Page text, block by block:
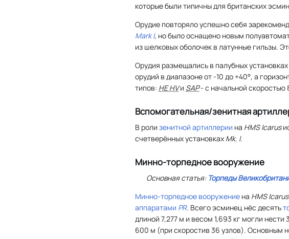
которые были типичны для британских
Орудие повторяло успешно себя
Mark I, но было оснащено новым
из шелковых оболочек в латунные гильзы.
Орудия размещались в палубных установках
орудий в диапазоне от -10 до +40°, а
типов: HE HVи SAP- с начальной скоростью
Вспомогательная/зенитная
В роли зенитной артиллерии на HMS Icarus
счетверённых установках Mk. I.
Минно-торпедное вооружение
Основная статья: Торпеды
Минно-торпедное вооружение на HMS Icarus
аппаратами PR. Всего эсминец нёс десять
длиной 7,277 м и весом 1,693 кг могли нести
600 м (при скоростив 36 узлов). Основным